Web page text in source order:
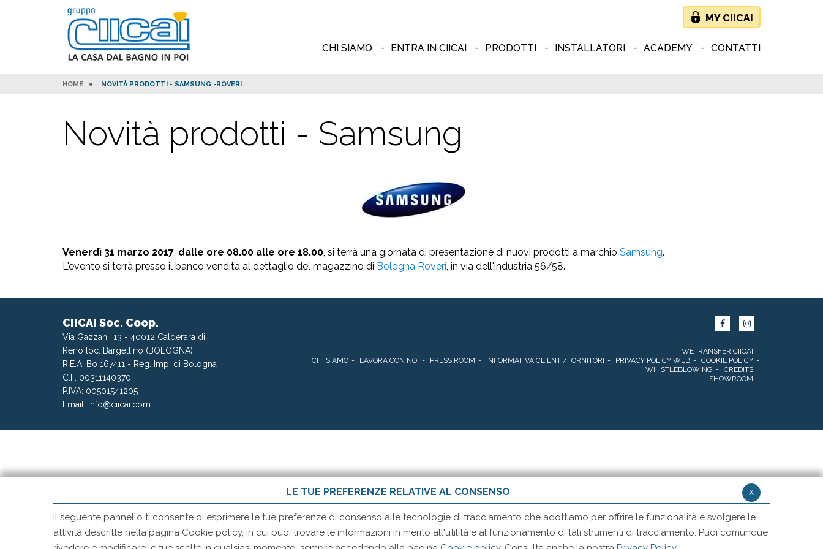
MY CIICAI
CHI SIAMO ENTRA IN CIICAI PRODOTTI INSTALLATORI ACADEMY CONTATTI
HOME NOVITÀ PRODOTTI - SAMSUNG -ROVERI
Novità prodotti - Samsung
Venerdì 31 marzo 2017, dalle ore 08.00 alle ore 18.00, si terrà una giornata di presentazione di nuovi prodotti a marchio Samsung.
L'evento si terrà presso il banco vendita al dettaglio del magazzino di Bologna Roveri, in via dell'industria 56/58.
CIICAI Soc. Coop.
Via Gazzani, 13 - 40012 Calderara di
Reno loc. Bargellino (BOLOGNA)
R.E.A. Bo 167411 - Reg. Imp. di Bologna
C.F. 00311140370
P.IVA: 00501541205
Email: info@ciicai.com
WETRANSFER CIICAI
CHI SIAMO
LAVORA CON NOI PRESS ROOM INFORMATIVA CLIENTI/FORNITORI PRIVACY POLICY WEB
COOKIE POLICY
WHISTLEBLOWING
CREDITS
SHOWROOM
x
LE TUE PREFERENZE RELATIVE AL CONSENSO
Il seguente pannello ti consente di esprimere le tue preferenze di consenso alle tecnologie di tracciamento che adottiamo per offrire le funzionalità e svolgere le
attività descritte nella pagina Cookie policy, in cui puoi trovare le informazioni in merito all'utilità e al funzionamento di tali strumenti di tracciamento. Puoi comunque